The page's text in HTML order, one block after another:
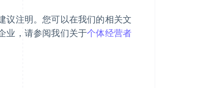
议注明。您可以在我们的相关文
业，请参阅我们关于个体经营者